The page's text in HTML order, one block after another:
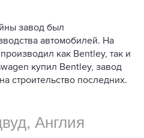
завод был
автомобилей. На
как Bentley, так и
купил Bentley, завод
строительство последних.
Англия